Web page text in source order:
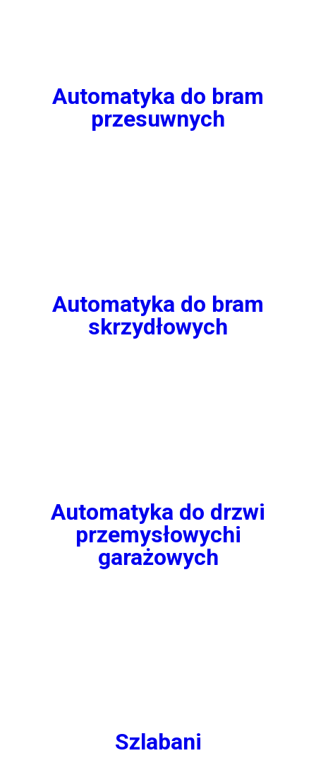
Automatyka do bram
przesuwnych
Automatyka do bram
skrzydłowych
Automatyka do drzwi
przemysłowychi
garażowych
Szlabani